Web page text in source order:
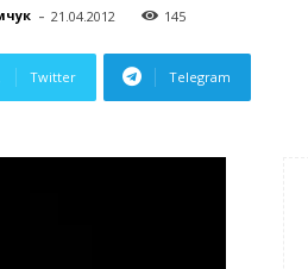
- 21.04.2012 145
Twitter Telegram